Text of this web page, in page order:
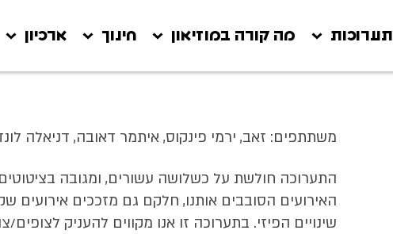
תערוכות מה קורה במוזיאון חינוך ארכיון
משתתפים: זאב, ירמי פינקוס, איתמר דאובה, דניאלה
התערוכה חולשת על כשלושה עשורים, ומגובה
האירועים הסובבים אותנו, חלקם גם מזככים אירועים
שינויים הפיזי. בתערוכה זו אנו מקווים להעניק